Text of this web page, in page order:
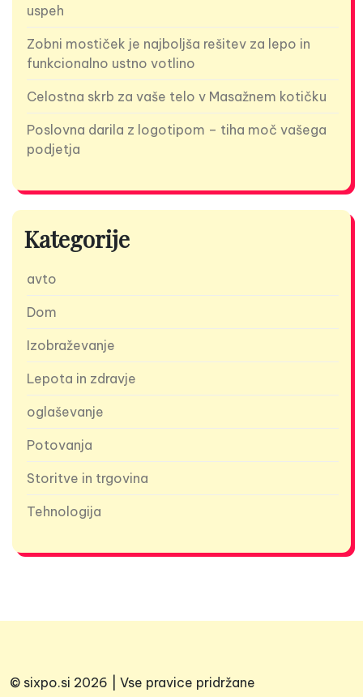
uspeh
Zobni mostiček je najboljša rešitev za lepo in
funkcionalno ustno votlino
Celostna skrb za vaše telo v Masažnem kotičku
Poslovna darila z logotipom – tiha moč vašega
podjetja
Kategorije
avto
Dom
Izobraževanje
Lepota in zdravje
oglaševanje
Potovanja
Storitve in trgovina
Tehnologija
© sixpo.si 2026 | Vse pravice pridržane